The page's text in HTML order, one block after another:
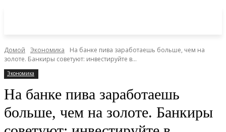
Домой Экономика
На банке пива заработаешь больше, чем на
золоте. Банкиры советуют: инвестируйте в...
Экономика
На банке пива заработаешь
больше, чем на золоте. Банкиры